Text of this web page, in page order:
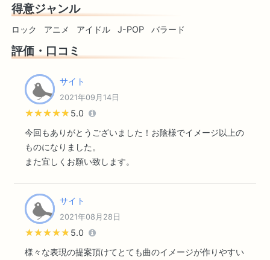
得意ジャンル
ロック アニメ アイドル J-POP バラード
評価・口コミ
サイト
2021年09月14日
★★★★★
★★★★★ 5.0
今回もありがとうございました！お陰様でイメージ以上の
ものになりました。
また宜しくお願い致します。
サイト
2021年08月28日
★★★★★
★★★★★ 5.0
様々な表現の提案頂けてとても曲のイメージが作りやすい